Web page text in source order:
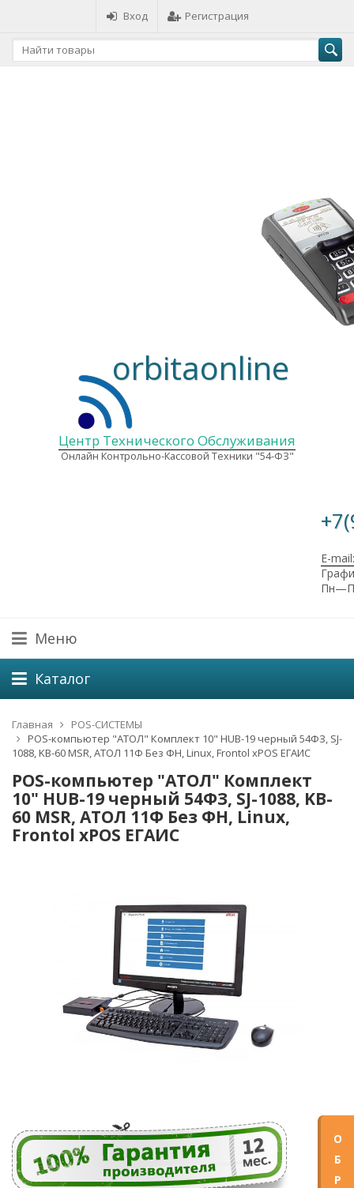
Вход Регистрация
Центр Технического Обслуживания
Онлайн Контрольно-Кассовой Техники "54-ФЗ"
orbitaonline
E-
Меню
Каталог
Главная
POS-СИСТЕМЫ
POS-компьютер "АТОЛ" Комплект 10" HUB-19 черный 54ФЗ, SJ-
1088, KB-60 MSR, АТОЛ 11Ф Без ФН, Linux, Frontol xPOS ЕГАИС
POS-компьютер "АТОЛ" Комплект
10" HUB-19 черный 54ФЗ, SJ-1088, KB-
60 MSR, АТОЛ 11Ф Без ФН, Linux,
Frontol xPOS ЕГАИС
О
Б
Р